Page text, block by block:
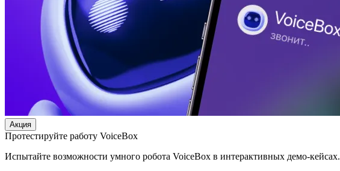
Акция
Протестируйте работу VoiceBox
Испытайте возможности умного робота VoiceBox в интерактивных демо-кейсах.